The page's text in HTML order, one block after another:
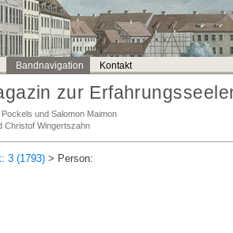
Bandnavigation Kontakt
zur
und Salomon Maimon
Christof Wingertszahn
3 (1793) > Person: